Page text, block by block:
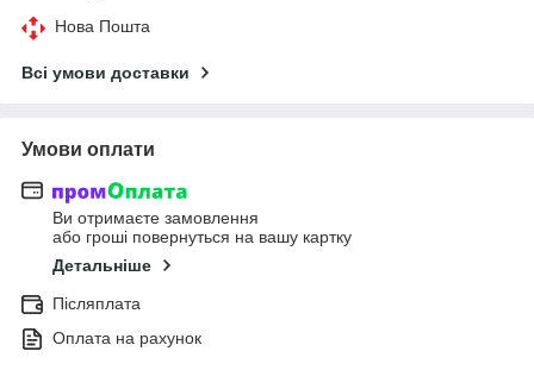
Нова Пошта
Всі умови доставки
Умови оплати
Ви отримаєте замовлення
або гроші повернуться на вашу картку
Детальніше
Післяплата
Оплата на рахунок